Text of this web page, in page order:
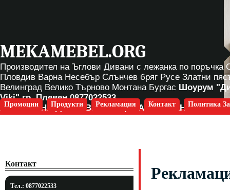
MEKAMEBEL.ORG
Производител на Ъглови Дивани с лежанка по поръчка
Пловдив Варна Несебър Слънчев бряг Русе Златни
Велинград Велико Търново Монтана Бургас Шоурум
Viki" гр. Плевен0877022533
БЕЗПЛАТНА ДОСТАВКА ЗА ЦЯЛАТА СТРАНА
Промоции Продукти Рекламация Контакт Политика
Контакт
Тел.: 0877022533